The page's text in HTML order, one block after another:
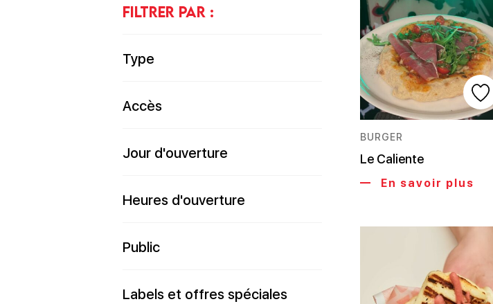
FILTRER PAR :
Type
Accès
Jour d'ouverture
Heures d'ouverture
Public
Labels et offres spéciales
BURGER
Le Caliente
En savoir plus